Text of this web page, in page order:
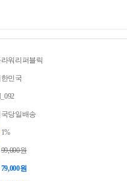
라워리퍼블릭
민국
국당일배송
1%
99,000원
79,000원